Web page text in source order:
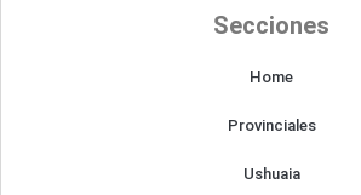
b
k
a
a
Secciones
Home
Provinciales
Ushuaia